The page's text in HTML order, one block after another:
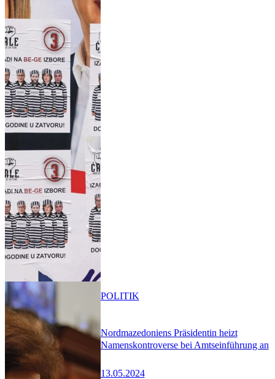
Nordmazedoniens Präsidentin heizt
Namenskontroverse bei Amtseinführung an
13.05.2024
POLITIK